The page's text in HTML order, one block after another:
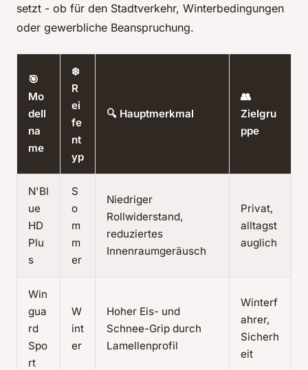
setzt - ob für den Stadtverkehr, Winterbedingungen
oder gewerbliche Beanspruchung.
🎯
Mo
dell
na
me
❄️
R
ei
fe
nt
yp
🔍 Hauptmerkmal
👥
Zielgru
ppe
N'Bl
ue
HD
Plu
s
S
o
m
m
er
Niedriger
Rollwiderstand,
reduziertes
Innenraumgeräusch
Privat,
alltagst
auglich
Win
gua
rd
Spo
rt
W
int
er
Hoher Eis- und
Schnee-Grip durch
Lamellenprofil
Winterf
ahrer,
Sicherh
eit